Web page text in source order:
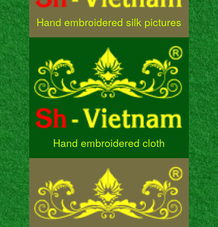
Hand embroidered silk pictures
Hand embroidered cloth